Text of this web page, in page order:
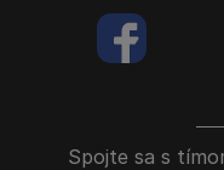
Spojte sa s